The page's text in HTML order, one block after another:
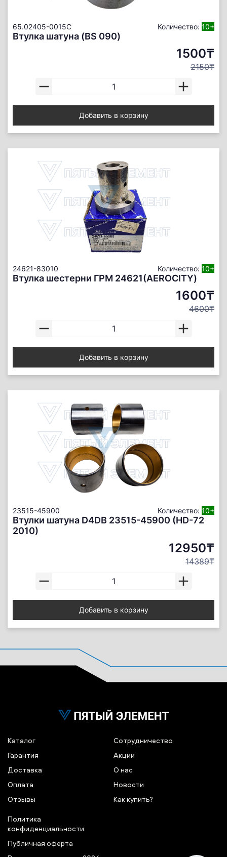
65.02405-0015C Количество: 10+
Втулка шатуна (BS 090)
1500₸
2150₸
Добавить в корзину
24621-83010 Количество: 10+
Втулка шестерни ГРМ 24621(AEROCITY)
1600₸
4600₸
Добавить в корзину
23515-45900 Количество: 10+
Втулки шатуна D4DB 23515-45900 (HD-72
2010)
12950₸
14389₸
Добавить в корзину
Каталог
Гарантия
Доставка
Оплата
Отзывы
Сотрудничество
Акции
О нас
Новости
Как купить?
Политика
конфиденциальности
Публичная оферта